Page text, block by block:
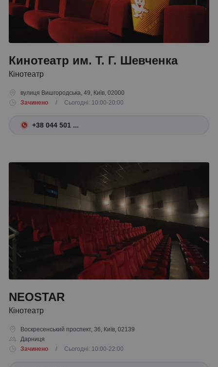
Кинотеатр им. Т. Г. Шевченка
Кінотеатр
вулиця Вишгородська, 49, Київ, 02000
Зачинено
/ Сьогодні: 10:00-20:00
+38 044 501 ...
NEOSTAR
Кінотеатр
Воскресенський проспект, 36, Київ, 02139
Дарниця
Зачинено
/ Сьогодні: 10:00-22:00